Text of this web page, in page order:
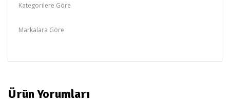
Kategorilere Göre
Markalara Göre
Ürün Yorumları